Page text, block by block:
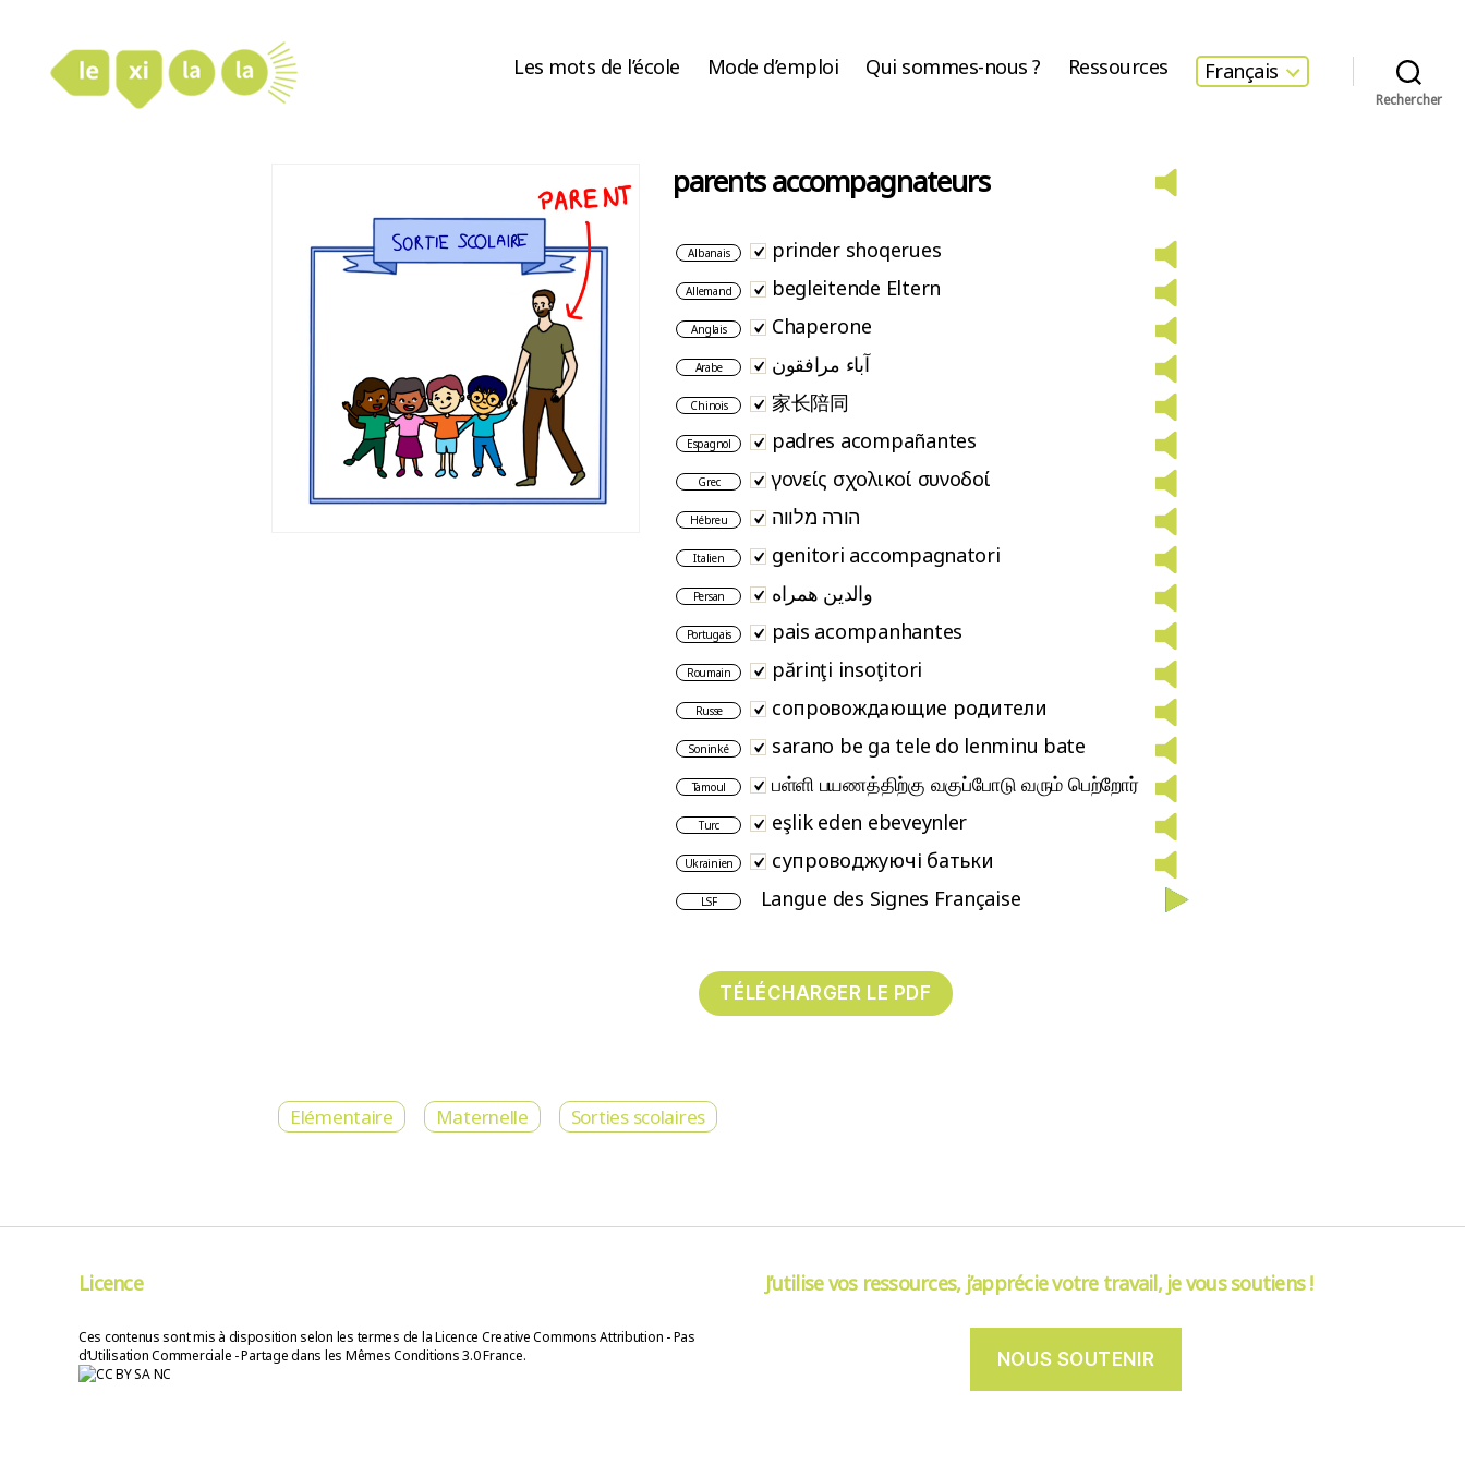
Les mots de l’école Mode d’emploi Qui sommes-nous ? Ressources Français
Rechercher
parents accompagnateurs
Albanais prinder shoqerues
Allemand begleitende Eltern
Anglais Chaperone
Arabe آباء مرافقون
Chinois 家长陪同
Espagnol padres acompañantes
Grec γονείς σχολικοί συνοδοί
Hébreu הורה מלווה
Italien genitori accompagnatori
Persan والدین همراه
Portugais pais acompanhantes
Roumain părinţi insoţitori
Russe сопровождающие родители
Soninké sarano be ga tele do lenminu bate
Tamoul பள்ளி பயணத்திற்கு வகுப்போடு வரும் பெற்றோர்
Turc eşlik eden ebeveynler
Ukrainien супроводжуючі батьки
LSF Langue des Signes Française
Elémentaire Maternelle Sorties scolaires
Licence
Ces contenus sont mis à disposition selon les termes de la Licence Creative Commons Attribution - Pas
d’Utilisation Commerciale - Partage dans les Mêmes Conditions 3.0 France.
J’utilise vos ressources, j’apprécie votre travail, je vous soutiens !
NOUS SOUTENIR